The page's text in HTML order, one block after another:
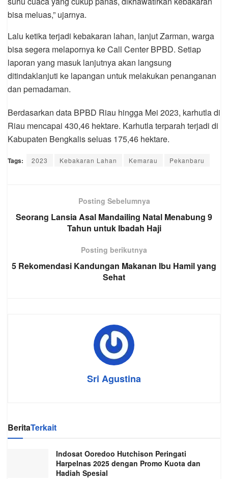
bisa meluas,” ujarnya.
Lalu ketika terjadi kebakaran lahan, lanjut Zarman, warga
bisa segera melapornya ke Call Center BPBD. Setiap
laporan yang masuk lanjutnya akan langsung
ditindaklanjuti ke lapangan untuk melakukan penanganan
dan pemadaman.
Berdasarkan data BPBD Riau hingga Mei 2023, karhutla di
Riau mencapai 430,46 hektare. Karhutla terparah terjadi di
Kabupaten Bengkalis seluas 175,46 hektare.
Tags: 2023 Kebakaran Lahan Kemarau Pekanbaru
Posting Sebelumnya
Seorang Lansia Asal Mandailing Natal Menabung 9
Tahun untuk Ibadah Haji
Posting berikutnya
5 Rekomendasi Kandungan Makanan Ibu Hamil yang
Sehat
Sri Agustina
BeritaTerkait
Indosat Ooredoo Hutchison Peringati
Harpelnas 2025 dengan Promo Kuota dan
Hadiah Spesial